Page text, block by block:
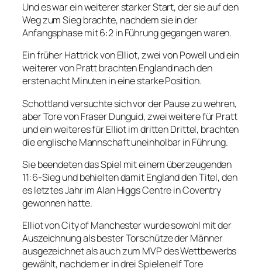
Und es war ein weiterer starker Start, der sie auf den
Weg zum Sieg brachte, nachdem sie in der
Anfangsphase mit 6:2 in Führung gegangen waren.
Ein früher Hattrick von Elliot, zwei von Powell und ein
weiterer von Pratt brachten England nach den
ersten acht Minuten in eine starke Position.
Schottland versuchte sich vor der Pause zu wehren,
aber Tore von Fraser Dunguid, zwei weitere für Pratt
und ein weiteres für Elliot im dritten Drittel, brachten
die englische Mannschaft uneinholbar in Führung.
Sie beendeten das Spiel mit einem überzeugenden
11:6-Sieg und behielten damit England den Titel, den
es letztes Jahr im Alan Higgs Centre in Coventry
gewonnen hatte.
Elliot von City of Manchester wurde sowohl mit der
Auszeichnung als bester Torschütze der Männer
ausgezeichnet als auch zum MVP des Wettbewerbs
gewählt, nachdem er in drei Spielen elf Tore